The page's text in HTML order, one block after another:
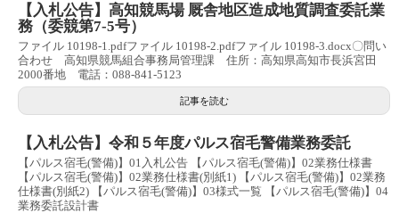
【入札公告】高知競馬場 厩舎地区造成地質調査委託業
務（委競第7-5号）
ファイル 10198-1.pdfファイル 10198-2.pdfファイル 10198-3.docx〇問い
合わせ 高知県競馬組合事務局管理課 住所：高知県高知市長浜宮田
2000番地 電話：088-841-5123
記事を読む
【入札公告】令和５年度パルス宿毛警備業務委託
【パルス宿毛(警備)】01入札公告 【パルス宿毛(警備)】02業務仕様書
【パルス宿毛(警備)】02業務仕様書(別紙1) 【パルス宿毛(警備)】02業務
仕様書(別紙2) 【パルス宿毛(警備)】03様式一覧 【パルス宿毛(警備)】04
業務委託設計書